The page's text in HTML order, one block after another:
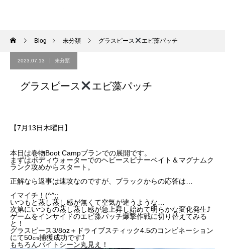
Blog 未分類 グラスピース エビ藻パッチ
2023.07.13 未分類
グラスピース エビ藻パッチ
【7月13日木曜日】
本日は巻物Boot Campプランでの展開です。
まずはボディウォーターでのヘビースピナーベイト＆マグナムク
ランク攻めからスタート。
正解なら返事は速攻なのですが、ブラックからの応答は…
イマイチ！(^^;;
いつもと蒸し蒸し感が無くて空気が違うような…
次第にいつもの蒸し蒸し感が急上昇し始めて明らかな変化発生⤴︎
ゲームをインサイドのエビ藻パッチ爆撃作戦に切り替えてみる
と！
グラスピース3/8oz＋ドライブスティック4.5のコンビネーション
にて50㎝捕獲成功です⤴︎
もちろんバイトシーン丸見え！